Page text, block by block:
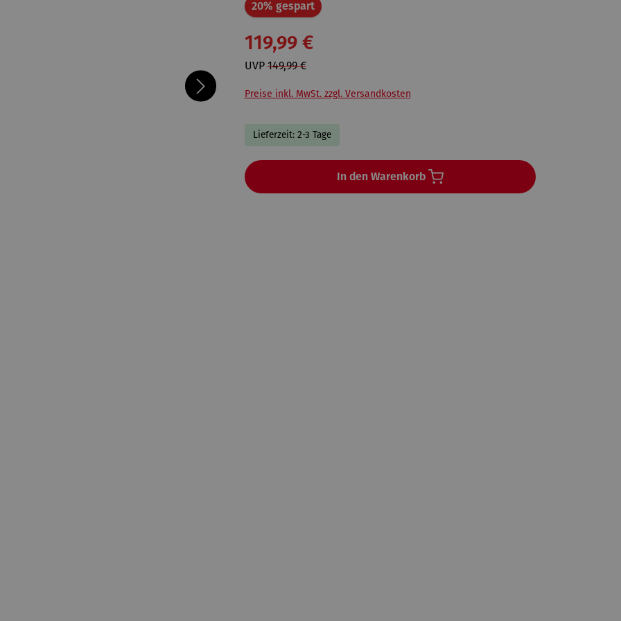
20% gespartRabatt
119,99 €
UVP149,99 €
Preise inkl. MwSt. zzgl. Versandkosten
Lieferzeit: 2-3 Tage
In den Warenkorb